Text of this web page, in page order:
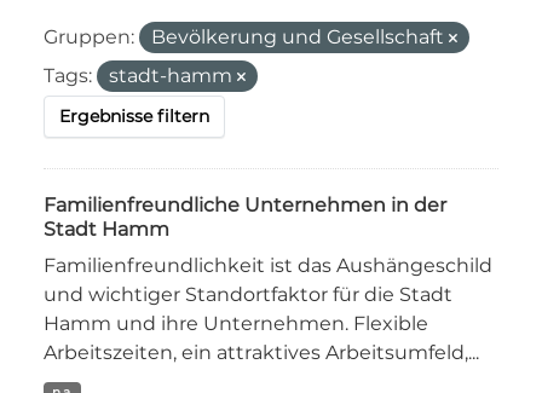
Gruppen:
Bevölkerung und Gesellschaft
Tags:
stadt-hamm
Ergebnisse filtern
Familienfreundliche Unternehmen in der
Stadt Hamm
Familienfreundlichkeit ist das Aushängeschild
und wichtiger Standortfaktor für die Stadt
Hamm und ihre Unternehmen. Flexible
Arbeitszeiten, ein attraktives Arbeitsumfeld,...